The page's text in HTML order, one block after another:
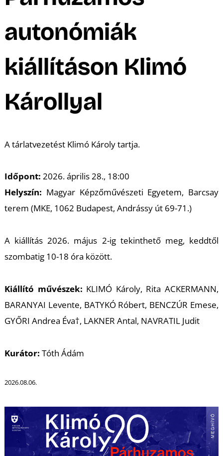
autonómiák
kiállításon Klimó
Károllyal
A tárlatvezetést Klimó Károly tartja.
Időpont: 2026. április 28., 18:00
Helyszín: Magyar Képzőművészeti Egyetem, Barcsay
terem (MKE, 1062 Budapest, Andrássy út 69-71.)
A kiállítás 2026. május 2-ig tekinthető meg, keddtől
szombatig 10-18 óra között.
Kiállító művészek: KLIMÓ Károly, Rita ACKERMANN,
BARANYAI Levente, BATYKÓ Róbert, BENCZÚR Emese,
GYŐRI Andrea Éva†, LAKNER Antal, NAVRATIL Judit
Kurátor: Tóth Ádám
2026.08.06.